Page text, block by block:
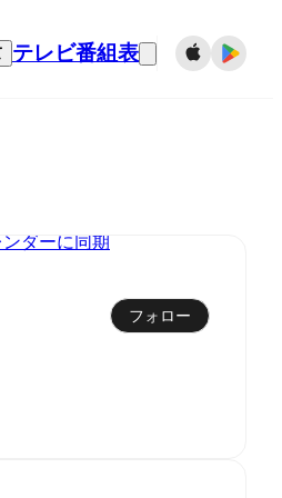
テレビ番組表
ンダーに同期
フォロー